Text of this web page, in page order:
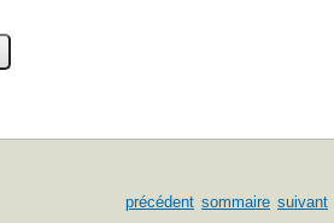
précédent sommaire suivant